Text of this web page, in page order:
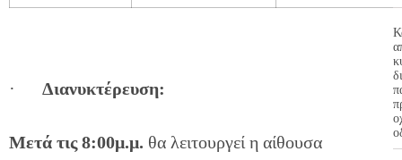
· Διανυκτέρευση:
Μετά τις 8:00μ.μ. θα λειτουργεί η αίθουσα